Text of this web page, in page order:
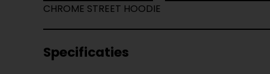
CHROME STREET HOODIE
Specificaties